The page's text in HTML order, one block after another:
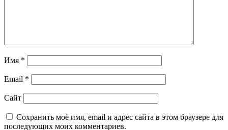
Имя *
Email *
Сайт
Сохранить моё имя, email и адрес сайта в этом браузере для
последующих моих комментариев.